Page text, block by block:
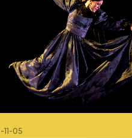
05